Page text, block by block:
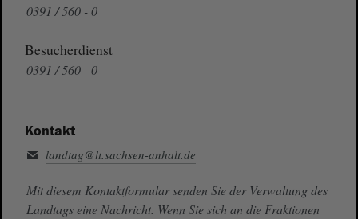
0391 / 560 - 0
Besucherdienst
0391 / 560 - 0
Kontakt
landtag@lt.sachsen-anhalt.de
Mit diesem Kontaktformular senden Sie der Verwaltung des
Landtags eine Nachricht. Wenn Sie sich an die Fraktionen